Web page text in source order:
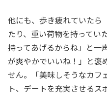
他にも、歩き疲れていたら
たり、重い荷物を持ってい
持ってあげるからね」と一
が爽やかでいいね！」と褒
せん。「美味しそうなカフ
ト、デートを充実させるス